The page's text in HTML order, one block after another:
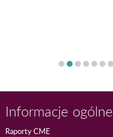
Informacje ogólne
Raporty CME